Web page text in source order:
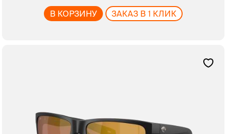
В КОРЗИНУ ЗАКАЗ В 1 КЛИК